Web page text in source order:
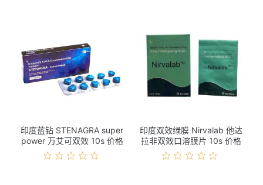
印度蓝钻 STENAGRA super
power 万艾可双效 10s 价格
印度双效绿膜 Nirvalab 他达
拉非双效口溶膜片 10s 价格